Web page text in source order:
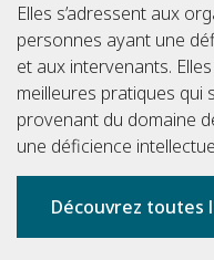
Elles s’adressent aux
personnes ayant une
et aux intervenants.
meilleures pratiques qui
provenant du domaine
une déficience
Découvrez toutes